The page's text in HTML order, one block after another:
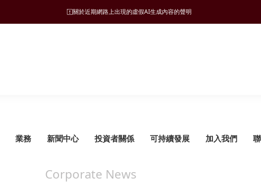
關於近期網路上出現的虛假AI生成內容的聲明
業務 新聞中心 投資者關係 可持續發展 加入我們
Corporate News